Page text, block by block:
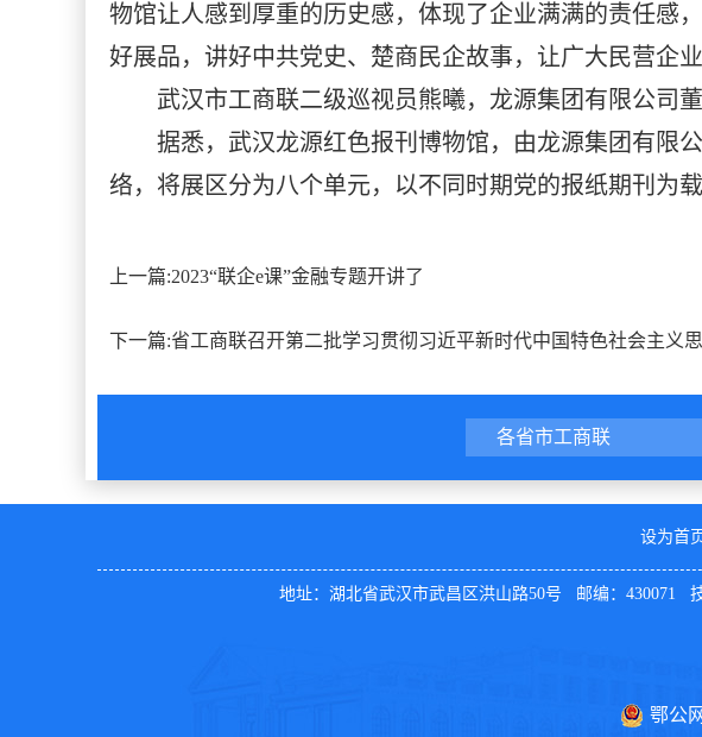
物馆让人感到厚重的历史感，体现了企业满满的责任感
好展品，讲好中共党史、楚商民企故事，让广大民营企
武汉市工商联二级巡视员熊曦，龙源集团有限公司
据悉，武汉龙源红色报刊博物馆，由龙源集团有限
络，将展区分为八个单元，以不同时期党的报纸期刊为
上一篇:2023“联企e课”金融专题开讲了
下一篇:省工商联召开第二批学习贯彻习近平新时代中国特色社会主义
各省市工商联
设为首
地址：湖北省武汉市武昌区洪山路50号 邮编：430071 技
鄂公